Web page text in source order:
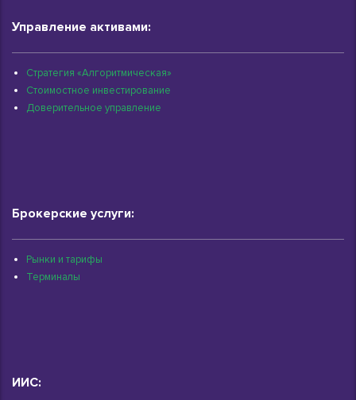
Управление активами:
Стратегия «Алгоритмическая»
Стоимостное инвестирование
Доверительное управление
Брокерские услуги:
Рынки и тарифы
Терминалы
ИИС: